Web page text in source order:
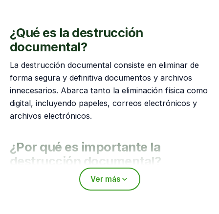
¿Qué es la destrucción
documental?
La destrucción documental consiste en eliminar de
forma segura y definitiva documentos y archivos
innecesarios. Abarca tanto la eliminación física como
digital, incluyendo papeles, correos electrónicos y
archivos electrónicos.
¿Por qué es importante la
destrucción documental?
1. Protección de datos sensibles
Ver más